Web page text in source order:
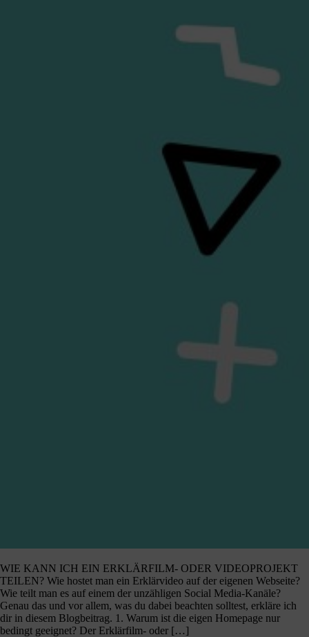
WIE KANN ICH EIN ERKLÄRFILM- ODER VIDEOPROJEKT
TEILEN? Wie hostet man ein Erklärvideo auf der eigenen Webseite?
Wie teilt man es auf einem der unzähligen Social Media-Kanäle?
Genau das und vor allem, was du dabei beachten solltest, erkläre ich
dir in diesem Blogbeitrag. 1. Warum ist die eigen Homepage nur
bedingt geeignet? Der Erklärfilm- oder […]